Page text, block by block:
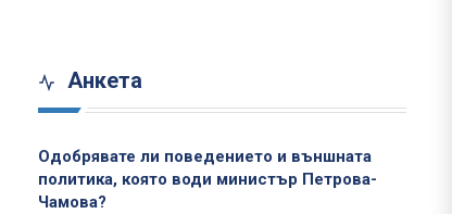
Анкета
Одобрявате ли поведението и външната
политика, която води министър Петрова-
Чамова?